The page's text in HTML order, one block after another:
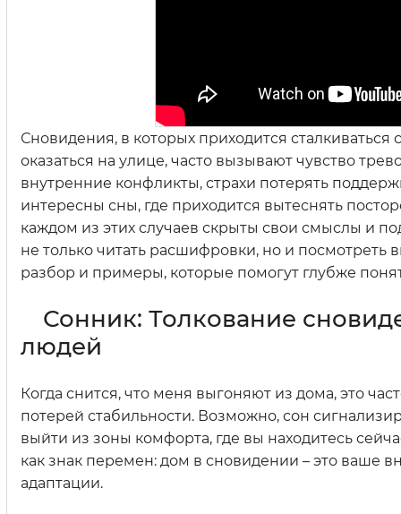
Сновидения, в которых приходится
оказаться на улице, часто вызывают чувство
внутренние конфликты, страхи потерять
интересны сны, где приходится вытеснять
каждом из этих случаев скрыты свои смыслы и
не только читать расшифровки, но и посмотреть
разбор и примеры, которые помогут глубже
Сонник: Толкование
людей
Когда снится, что меня выгоняют из дома, это
потерей стабильности. Возможно, сон
выйти из зоны комфорта, где вы находитесь
как знак перемен: дом в сновидении – это ваше
адаптации.